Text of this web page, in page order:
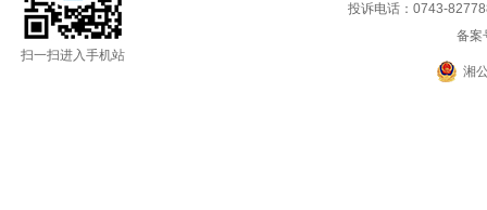
扫一扫进入手机站
投诉电话：0743-
备案
湘